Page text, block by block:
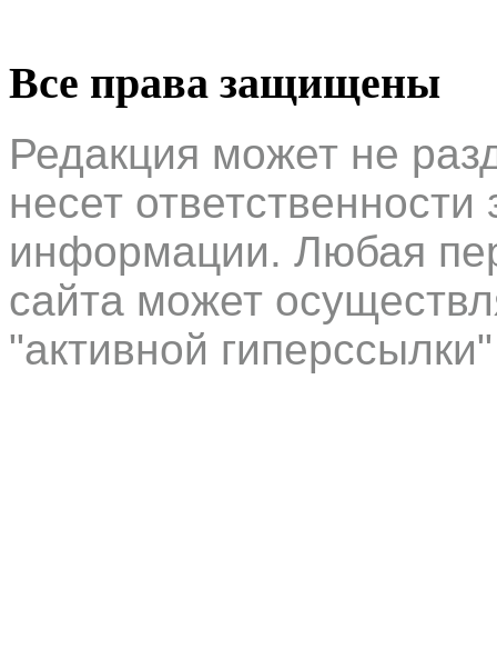
Все права защищены
Редакция может не
несет
информации. Любая
сайта может
"активной